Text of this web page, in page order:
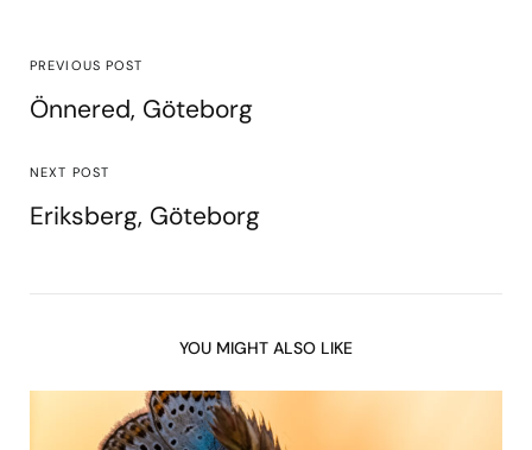
PREVIOUS POST
Önnered, Göteborg
NEXT POST
Eriksberg, Göteborg
YOU MIGHT ALSO LIKE